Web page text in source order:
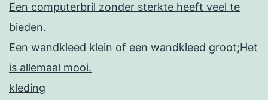
Een computerbril zonder sterkte heeft veel te
bieden.
Een wandkleed klein of een wandkleed groot;Het
is allemaal mooi.
kleding